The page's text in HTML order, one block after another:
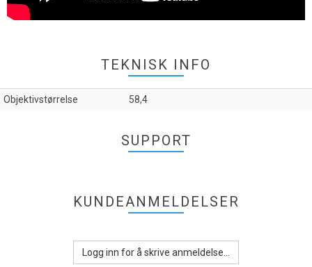
TEKNISK INFO
Objektivstørrelse 58,4
SUPPORT
KUNDEANMELDELSER
Logg inn for å skrive anmeldelse...